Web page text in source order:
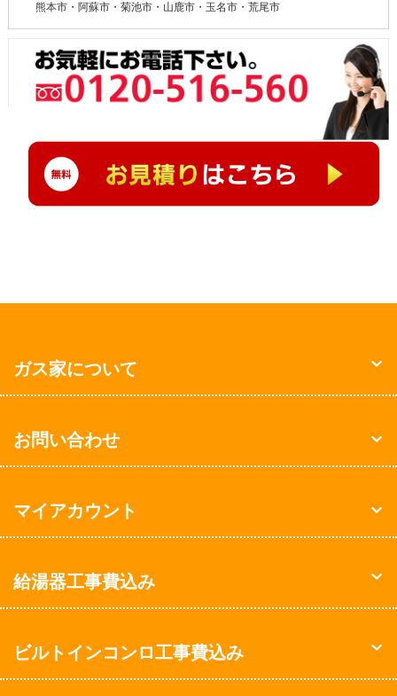
熊本市・阿蘇市・菊池市・山鹿市・玉名市・荒尾市
ガス家について
お問い合わせ
マイアカウント
給湯器工事費込み
ビルトインコンロ工事費込み